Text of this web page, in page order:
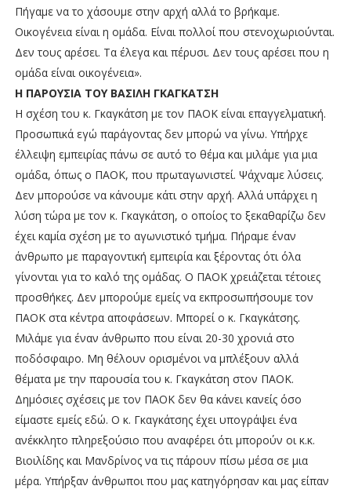
Πήγαμε να το χάσουμε στην αρχή αλλά το βρήκαμε.
Οικογένεια είναι η ομάδα. Είναι πολλοί που στενοχωριούνται.
Δεν τους αρέσει. Τα έλεγα και πέρυσι. Δεν τους αρέσει που η
ομάδα είναι οικογένεια».
Η ΠΑΡΟΥΣΙΑ ΤΟΥ ΒΑΣΙΛΗ ΓΚΑΓΚΑΤΣΗ
Η σχέση του κ. Γκαγκάτση με τον ΠΑΟΚ είναι επαγγελματική.
Προσωπικά εγώ παράγοντας δεν μπορώ να γίνω. Υπήρχε
έλλειψη εμπειρίας πάνω σε αυτό το θέμα και μιλάμε για μια
ομάδα, όπως ο ΠΑΟΚ, που πρωταγωνιστεί. Ψάχναμε λύσεις.
Δεν μπορούσε να κάνουμε κάτι στην αρχή. Αλλά υπάρχει η
λύση τώρα με τον κ. Γκαγκάτση, ο οποίος το ξεκαθαρίζω δεν
έχει καμία σχέση με το αγωνιστικό τμήμα. Πήραμε έναν
άνθρωπο με παραγοντική εμπειρία και ξέροντας ότι όλα
γίνονται για το καλό της ομάδας. Ο ΠΑΟΚ χρειάζεται τέτοιες
προσθήκες. Δεν μπορούμε εμείς να εκπροσωπήσουμε τον
ΠΑΟΚ στα κέντρα αποφάσεων. Μπορεί ο κ. Γκαγκάτσης.
Μιλάμε για έναν άνθρωπο που είναι 20-30 χρονιά στο
ποδόσφαιρο. Μη θέλουν ορισμένοι να μπλέξουν αλλά
θέματα με την παρουσία του κ. Γκαγκάτση στον ΠΑΟΚ.
Δημόσιες σχέσεις με τον ΠΑΟΚ δεν θα κάνει κανείς όσο
είμαστε εμείς εδώ. Ο κ. Γκαγκάτσης έχει υπογράψει ένα
ανέκκλητο πληρεξούσιο που αναφέρει ότι μπορούν οι κ.κ.
Βιοιλίδης και Μανδρίνος να τις πάρουν πίσω μέσα σε μια
μέρα. Υπήρξαν άνθρωποι που μας κατηγόρησαν και μας είπαν